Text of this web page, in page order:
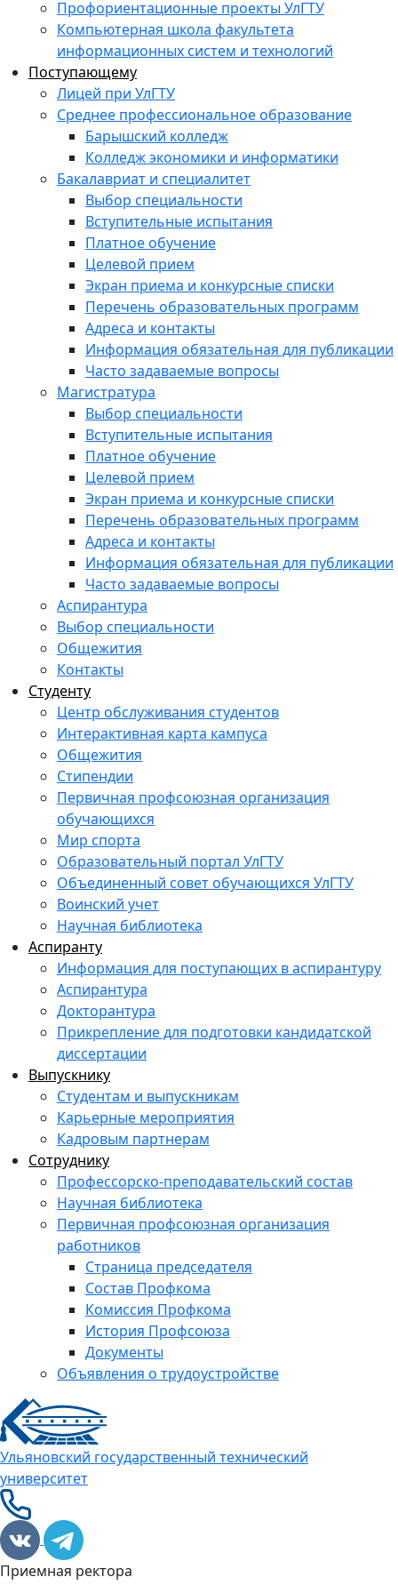
Профориентационные проекты УлГТУ
Компьютерная школа факультета
информационных систем и технологий
Поступающему
Лицей при УлГТУ
Среднее профессиональное образование
Барышский колледж
Колледж экономики и информатики
Бакалавриат и специалитет
Выбор специальности
Вступительные испытания
Платное обучение
Целевой прием
Экран приема и конкурсные списки
Перечень образовательных программ
Адреса и контакты
Информация обязательная для публикации
Часто задаваемые вопросы
Магистратура
Выбор специальности
Вступительные испытания
Платное обучение
Целевой прием
Экран приема и конкурсные списки
Перечень образовательных программ
Адреса и контакты
Информация обязательная для публикации
Часто задаваемые вопросы
Аспирантура
Выбор специальности
Общежития
Контакты
Студенту
Центр обслуживания студентов
Интерактивная карта кампуса
Общежития
Стипендии
Первичная профсоюзная организация
обучающихся
Мир спорта
Образовательный портал УлГТУ
Объединенный совет обучающихся УлГТУ
Воинский учет
Научная библиотека
Аспиранту
Информация для поступающих в аспирантуру
Аспирантура
Докторантура
Прикрепление для подготовки кандидатской
диссертации
Выпускнику
Студентам и выпускникам
Карьерные мероприятия
Кадровым партнерам
Сотруднику
Профессорско-преподавательский состав
Научная библиотека
Первичная профсоюзная организация
работников
Страница председателя
Состав Профкома
Комиссия Профкома
История Профсоюза
Документы
Объявления о трудоустройстве
Ульяновский государственный технический
университет
Приемная ректора